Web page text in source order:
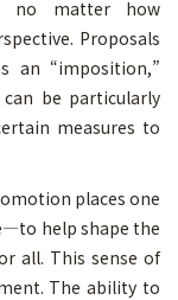
no matter how
Proposals
an “imposition,”
be particularly
measures to
places one
help shape the
all. This sense of
The ability to